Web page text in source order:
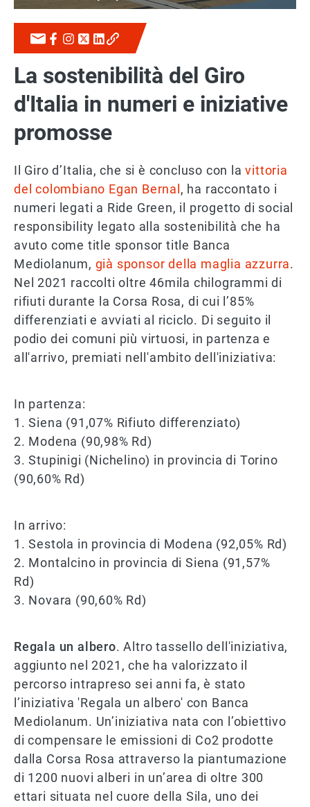
La sostenibilità del Giro
d'Italia in numeri e iniziative
promosse
Il Giro d’Italia, che si è concluso con lavittoria
del colombiano Egan Bernal , ha raccontato i
numeri legati a Ride Green, il progetto di social
responsibility legato alla sostenibilità che ha
avuto come title sponsor title Banca
Mediolanum, già sponsor della maglia azzurra.
Nel 2021 raccolti oltre 46mila chilogrammi di
rifiuti durante la Corsa Rosa, di cui l’85%
differenziati e avviati al riciclo. Di seguito il
podio dei comuni più virtuosi, in partenza e
all'arrivo, premiati nell'ambito dell'iniziativa:
In partenza:
1. Siena (91,07% Rifiuto differenziato)
2. Modena (90,98% Rd)
3. Stupinigi (Nichelino) in provincia di Torino
(90,60% Rd)
In arrivo:
1. Sestola in provincia di Modena (92,05% Rd)
2. Montalcino in provincia di Siena (91,57%
Rd)
3. Novara (90,60% Rd)
Regala un albero. Altro tassello dell'iniziativa,
aggiunto nel 2021, che ha valorizzato il
percorso intrapreso sei anni fa, è stato
l’iniziativa 'Regala un albero' con Banca
Mediolanum. Un’iniziativa nata con l’obiettivo
di compensare le emissioni di Co2 prodotte
dalla Corsa Rosa attraverso la piantumazione
di 1200 nuovi alberi in un’area di oltre 300
ettari situata nel cuore della Sila, uno dei